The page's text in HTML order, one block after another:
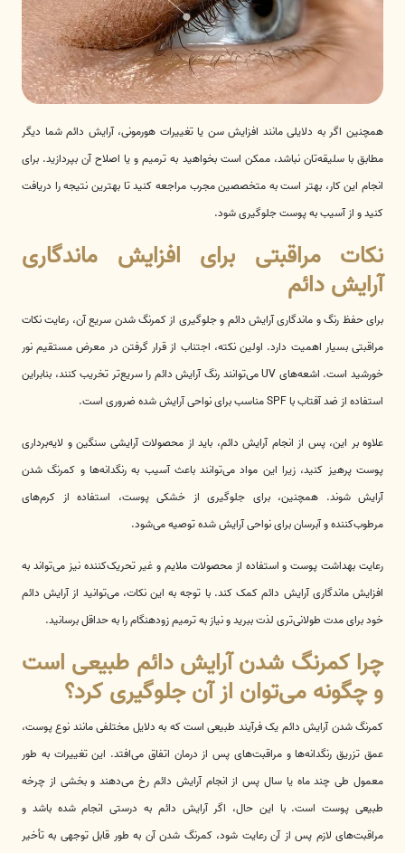
همچنین اگر به دلایلی مانند افزایش سن یا تغییرات هورمونی، آرایش دائم شما دیگر
مطابق با سلیقه‌تان نباشد، ممکن است بخواهید به ترمیم و یا اصلاح آن بپردازید. برای
انجام این کار، بهتر است به متخصصین مجرب مراجعه کنید تا بهترین نتیجه را دریافت
کنید و از آسیب به پوست جلوگیری شود.
نکات مراقبتی برای افزایش ماندگاری
آرایش دائم
برای حفظ رنگ و ماندگاری آرایش دائم و جلوگیری از کمرنگ شدن سریع آن، رعایت نکات
مراقبتی بسیار اهمیت دارد. اولین نکته، اجتناب از قرار گرفتن در معرض مستقیم نور
خورشید است. اشعه‌های UV می‌توانند رنگ آرایش دائم را سریع‌تر تخریب کنند، بنابراین
استفاده از ضد آفتاب با SPF مناسب برای نواحی آرایش شده ضروری است.
علاوه بر این، پس از انجام آرایش دائم، باید از محصولات آرایشی سنگین و لایه‌برداری
پوست پرهیز کنید، زیرا این مواد می‌توانند باعث آسیب به رنگدانه‌ها و کمرنگ شدن
آرایش شوند. همچنین، برای جلوگیری از خشکی پوست، استفاده از کرم‌های
مرطوب‌کننده و آبرسان برای نواحی آرایش شده توصیه می‌شود.
رعایت بهداشت پوست و استفاده از محصولات ملایم و غیر تحریک‌کننده نیز می‌تواند به
افزایش ماندگاری آرایش دائم کمک کند. با توجه به این نکات، می‌توانید از آرایش دائم
خود برای مدت طولانی‌تری لذت ببرید و نیاز به ترمیم زودهنگام را به حداقل برسانید.
چرا کمرنگ شدن آرایش دائم طبیعی است
و چگونه می‌توان از آن جلوگیری کرد؟
کمرنگ شدن آرایش دائم یک فرآیند طبیعی است که به دلایل مختلفی مانند نوع پوست،
عمق تزریق رنگدانه‌ها و مراقبت‌های پس از درمان اتفاق می‌افتد. این تغییرات به طور
معمول طی چند ماه یا سال پس از انجام آرایش دائم رخ می‌دهند و بخشی از چرخه
طبیعی پوست است. با این حال، اگر آرایش دائم به درستی انجام شده باشد و
مراقبت‌های لازم پس از آن رعایت شود، کمرنگ شدن آن به طور قابل توجهی به تأخیر